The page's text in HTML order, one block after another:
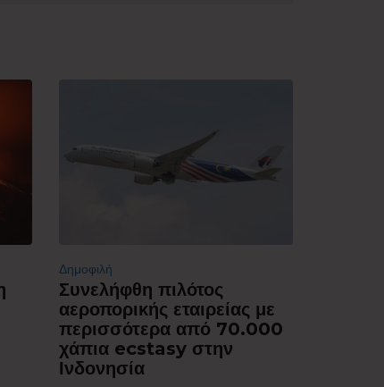
Δημοφιλή
Συνελήφθη πιλότος
αεροπορικής εταιρείας με
περισσότερα από 70.000
χάπια ecstasy στην
Ινδονησία